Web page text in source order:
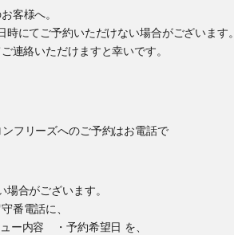
客様へ。
にてご予約いただけない場合がございます。
連絡いただけますと幸いです。
合がございます。
番電話に、
ー内容 ・予約希望日 を、